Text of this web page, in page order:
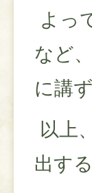
よっ
など
に講
以上
出する